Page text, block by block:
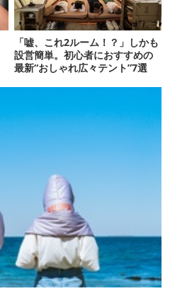
「嘘、これ2ルーム！？」しかも
設営簡単。初心者におすすめの
最新“おしゃれ広々テント”7選